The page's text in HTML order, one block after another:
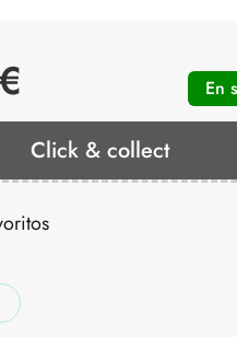
En
Click & collect